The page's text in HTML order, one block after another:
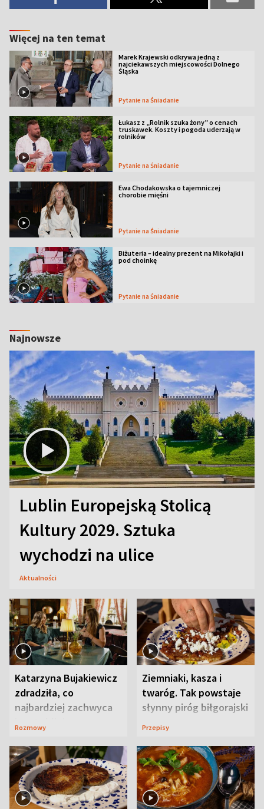
Więcej na ten temat
Marek Krajewski odkrywa jedną z
najciekawszych miejscowości Dolnego
Śląska
Pytanie na Śniadanie
Łukasz z „Rolnik szuka żony” o cenach
truskawek. Koszty i pogoda uderzają w
rolników
Pytanie na Śniadanie
Ewa Chodakowska o tajemniczej
chorobie mięśni
Pytanie na Śniadanie
Biżuteria – idealny prezent na Mikołajki i
pod choinkę
Pytanie na Śniadanie
Najnowsze
Lublin Europejską Stolicą
Kultury 2029. Sztuka
wychodzi na ulice
Aktualności
Katarzyna Bujakiewicz
zdradziła, co
najbardziej zachwyca
ją w Lublinie
Rozmowy
Ziemniaki, kasza i
twaróg. Tak powstaje
słynny piróg biłgorajski
Przepisy